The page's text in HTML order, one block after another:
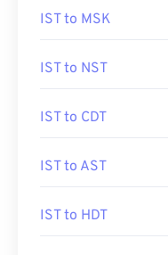
IST to MSK
IST to NST
IST to CDT
IST to AST
IST to HDT